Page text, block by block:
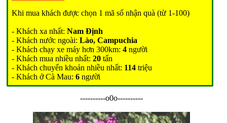
Khi mua khách được chọn 1 mã số nhận quà (từ 1-100)
- Khách xa nhất:Nam Định
- Khách nước ngoài:Lào, Campuchia
- Khách chạy xe máy hơn 300km:4 người
- Khách mua nhiều nhất:20 tấn
- Khách chuyển khoản nhiều nhất: 114 triệu
- Khách ở Cà Mau:6 người
----------o0o----------